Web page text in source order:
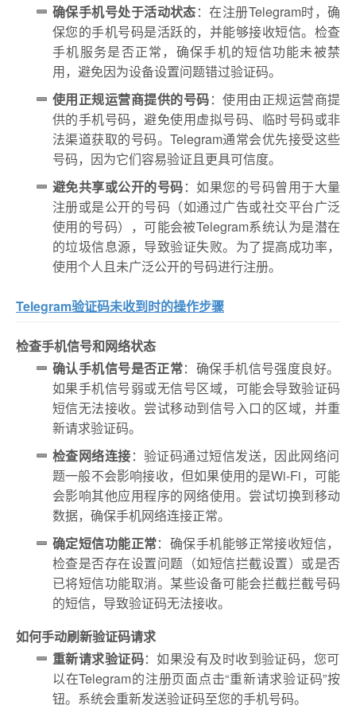
确保手机号处于活动状态：在注册Telegram时，确
保您的手机号码是活跃的，并能够接收短信。检查
手机服务是否正常，确保手机的短信功能未被禁
用，避免因为设备设置问题错过验证码。
使用正规运营商提供的号码：使用由正规运营商提
供的手机号码，避免使用虚拟号码、临时号码或非
法渠道获取的号码。Telegram通常会优先接受这些
号码，因为它们容易验证且更具可信度。
避免共享或公开的号码：如果您的号码曾用于大量
注册或是公开的号码（如通过广告或社交平台广泛
使用的号码），可能会被Telegram系统认为是潜在
的垃圾信息源，导致验证失败。为了提高成功率，
使用个人且未广泛公开的号码进行注册。
Telegram验证码未收到时的操作步骤
检查手机信号和网络状态
确认手机信号是否正常：确保手机信号强度良好。
如果手机信号弱或无信号区域，可能会导致验证码
短信无法接收。尝试移动到信号入口的区域，并重
新请求验证码。
检查网络连接：验证码通过短信发送，因此网络问
题一般不会影响接收，但如果使用的是Wi-Fi，可能
会影响其他应用程序的网络使用。尝试切换到移动
数据，确保手机网络连接正常。
确定短信功能正常：确保手机能够正常接收短信，
检查是否存在设置问题（如短信拦截设置）或是否
已将短信功能取消。某些设备可能会拦截拦截号码
的短信，导致验证码无法接收。
如何手动刷新验证码请求
重新请求验证码：如果没有及时收到验证码，您可
以在Telegram的注册页面点击“重新请求验证码”按
钮。系统会重新发送验证码至您的手机号码。